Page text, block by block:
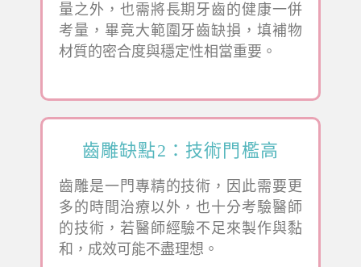
量之外，也需將長期牙齒的健康一併
考量，畢竟大範圍牙齒缺損，填補物
材質的密合度與穩定性相當重要。
齒雕缺點2：技術門檻高
齒雕是一門專精的技術，因此需要更
多的時間治療以外，也十分考驗醫師
的技術，若醫師經驗不足來製作與黏
和，成效可能不盡理想。